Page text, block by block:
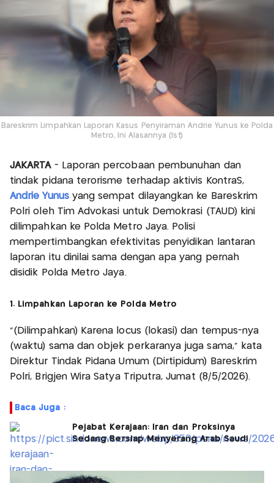
Bareskrim Limpahkan Laporan Kasus Penyiraman Andrie Yunus ke Polda
Metro, Ini Alasannya (Ist)
JAKARTA- Laporan percobaan pembunuhan dan
tindak pidana terorisme terhadap aktivis KontraS,
Andrie Yunusyang sempat dilayangkan ke Bareskrim
Polri oleh Tim Advokasi untuk Demokrasi (TAUD) kini
dilimpahkan ke Polda Metro Jaya. Polisi
mempertimbangkan efektivitas penyidikan lantaran
laporan itu dinilai sama dengan apa yang pernah
disidik Polda Metro Jaya.
1. Limpahkan Laporan ke Polda Metro
"(Dilimpahkan) Karena locus (lokasi) dan tempus-nya
(waktu) sama dan objek perkaranya juga sama," kata
Direktur Tindak Pidana Umum (Dirtipidum) Bareskrim
Polri, Brigjen Wira Satya Triputra, Jumat (8/5/2026).
Baca Juga :
Pejabat Kerajaan: Iran dan Proksinya
Sedang Bersiap Menyerang Arab Saudi